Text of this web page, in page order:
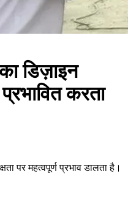
डिज़ाइन
करता
पर महत्वपूर्ण प्रभाव डालता है।